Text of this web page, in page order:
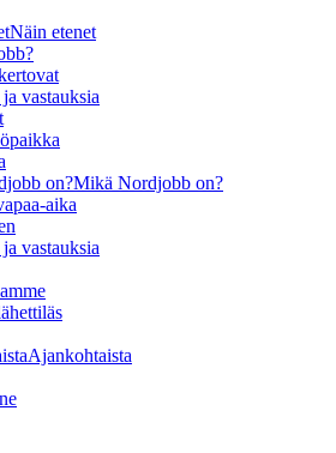
Näin etenet
vastauksia
Mikä Nordjobb on?
aika
vastauksia
Ajankohtaista